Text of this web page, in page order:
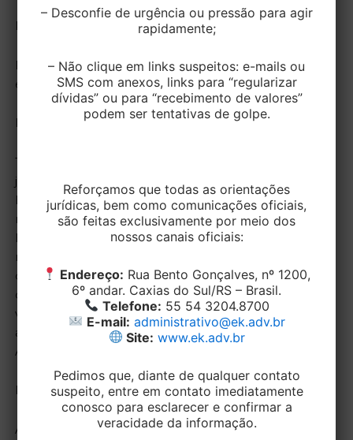
Plano de cargos e salários
Ficará a cargo das negociações entre trabalhadores e
empregadores.
Programa de Seguro-Emprego (PSE)
Trabalhadores e empregadores deverão decidir
juntos sobre a entrada no Programa de Seguro-
Emprego (PSE). Trata-se de uma reedição, com
modificações, do Programa de Proteção ao
Emprego lançado no governo Dilma Rousseff. A
medida permite a redução em até 30% da jornada e
do salário do trabalhador, ao mesmo tempo em que
o governo compensa 50% da redução dos
vencimentos, limitado a 65% do valor máximo do
auxílio-desemprego. A verba vem do Fundo de
Amparo ao Trabalhador (FAT).
Registro de ponto
A forma de registro pode ser definida em acordo
– Desconfie de urgência ou pressão para agir
rapidamente;
– Não clique em links suspeitos: e-mails ou
SMS com anexos, links para “regularizar
dívidas” ou para “recebimento de valores”
podem ser tentativas de golpe.
Reforçamos que todas as orientações
jurídicas, bem como comunicações oficiais,
são feitas exclusivamente por meio dos
nossos canais oficiais:
Endereço: Rua Bento Gonçalves, nº 1200,
6º andar. Caxias do Sul/RS – Brasil.
Telefone: 55 54 3204.8700
E-mail: administrativo@ek.adv.br
Site: www.ek.adv.br
Pedimos que, diante de qualquer contato
suspeito, entre em contato imediatamente
conosco para esclarecer e confirmar a
veracidade da informação.